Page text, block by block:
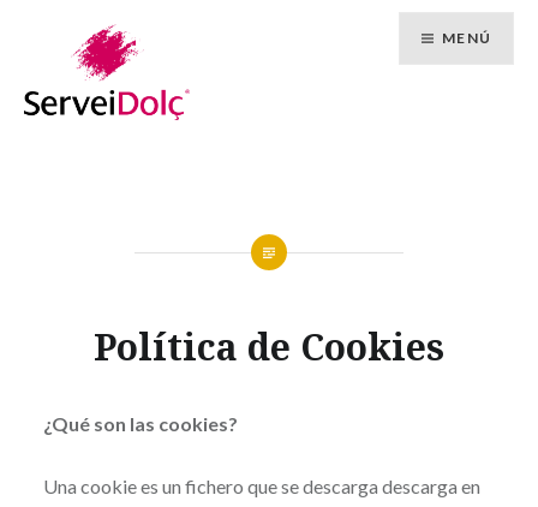
contingut
MENÚ
Política de Cookies
¿Qué son las cookies?
Una cookie es un fichero que se descarga descarga en